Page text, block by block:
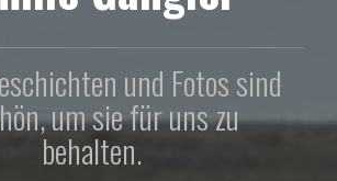
und Fotos sind
um sie für uns zu
behalten.